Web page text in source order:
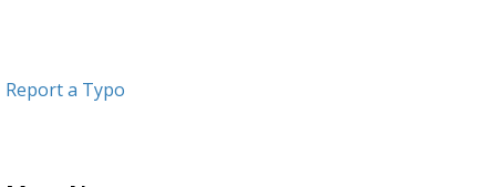
Report a Typo